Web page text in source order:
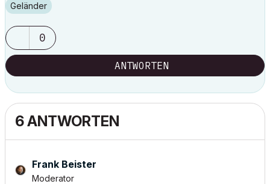
Geländer
0
ANTWORTEN
6 ANTWORTEN
Frank Beister
Moderator